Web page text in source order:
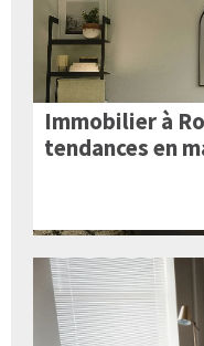
Immobilier à
tendances en